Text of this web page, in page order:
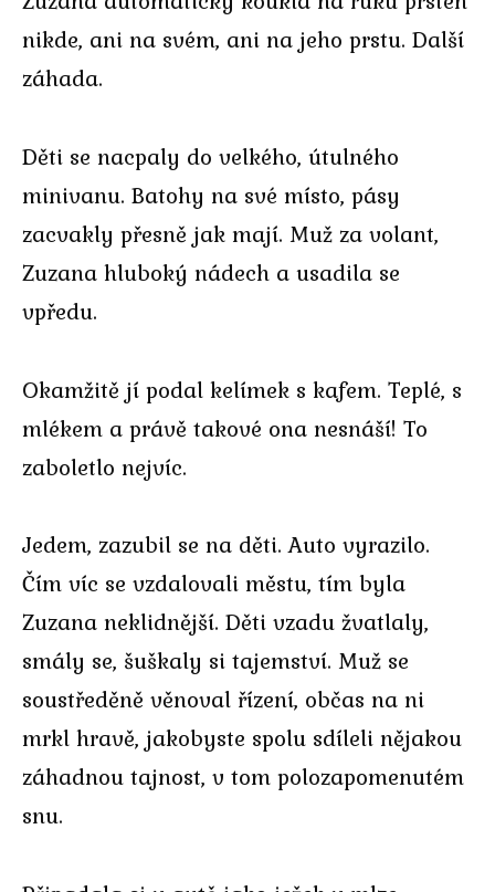
nikde, ani na svém, ani na jeho prstu. Další
záhada.
Děti se nacpaly do velkého, útulného
minivanu. Batohy na své místo, pásy
zacvakly přesně jak mají. Muž za volant,
Zuzana hluboký nádech a usadila se
vpředu.
Okamžitě jí podal kelímek s kafem. Teplé, s
mlékem a právě takové ona nesnáší! To
zaboletlo nejvíc.
Jedem, zazubil se na děti. Auto vyrazilo.
Čím víc se vzdalovali městu, tím byla
Zuzana neklidnější. Děti vzadu žvatlaly,
smály se, šuškaly si tajemství. Muž se
soustředěně věnoval řízení, občas na ni
mrkl hravě, jakobyste spolu sdíleli nějakou
záhadnou tajnost, v tom polozapomenutém
snu.